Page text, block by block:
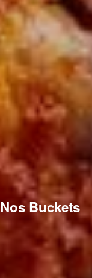
Nos Buckets